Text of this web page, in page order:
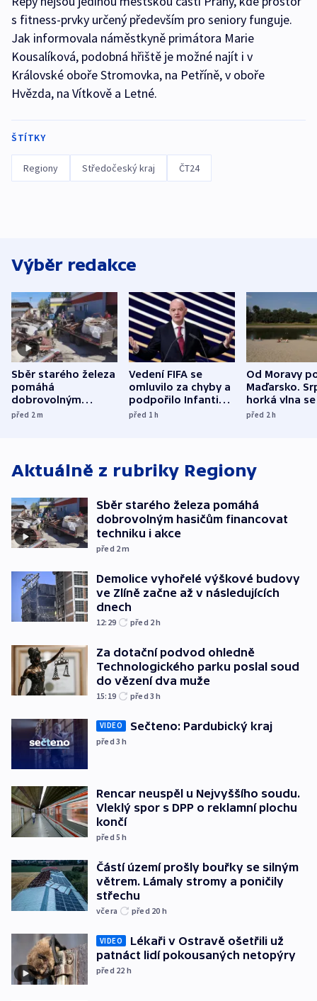
s fitness-prvky určený především pro seniory funguje.
Jak informovala náměstkyně primátora Marie
Kousalíková, podobná hřiště je možné najít i v
Královské oboře Stromovka, na Petříně, v oboře
Hvězda, na Vítkově a Letné.
ŠTÍTKY
Regiony Středočeský kraj ČT24
Výběr redakce
Sběr starého železa
pomáhá
dobrovolným
hasičům financovat
před 2m
Vedení FIFA se
omluvilo za chyby a
podpořilo Infantina.
UEFA trvá na
před 1h
Od Moravy
Maďarsko.
horká vlna
do dějin
před 2h
Aktuálně z rubriky Regiony
Sběr starého železa pomáhá
dobrovolným hasičům financovat
techniku i akce
před 2m
Demolice vyhořelé výškové budovy
ve Zlíně začne až v následujících
dnech
12:29 před 2h
Za dotační podvod ohledně
Technologického parku poslal soud
do vězení dva muže
15:19 před 3h
VIDEO Sečteno: Pardubický kraj
před 3h
Rencar neuspěl u Nejvyššího soudu.
Vleklý spor s DPP o reklamní plochu
končí
před 5h
Částí území prošly bouřky se silným
větrem. Lámaly stromy a poničily
střechu
včera před 20 h
VIDEO
Lékaři v Ostravě ošetřili už
patnáct lidí pokousaných netopýry
před 22 h